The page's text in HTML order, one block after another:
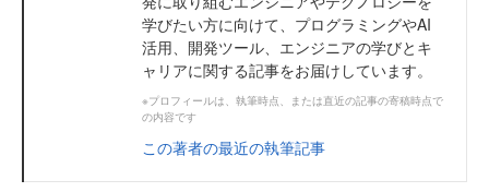
学びたい方に向けて、プログラミングやAI
活用、開発ツール、エンジニアの学びとキ
ャリアに関する記事をお届けしています。
※プロフィールは、執筆時点、または直近の記事の寄稿時点で
の内容です
この著者の最近の執筆記事